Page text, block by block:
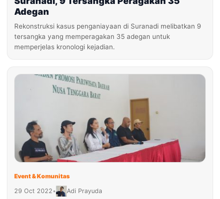
Adegan
Rekonstruksi kasus penganiayaan di Suranadi melibatkan 9
tersangka yang memperagakan 35 adegan untuk
memperjelas kronologi kejadian.
Event & Komunitas
29 Oct 2022• Adi Prayuda